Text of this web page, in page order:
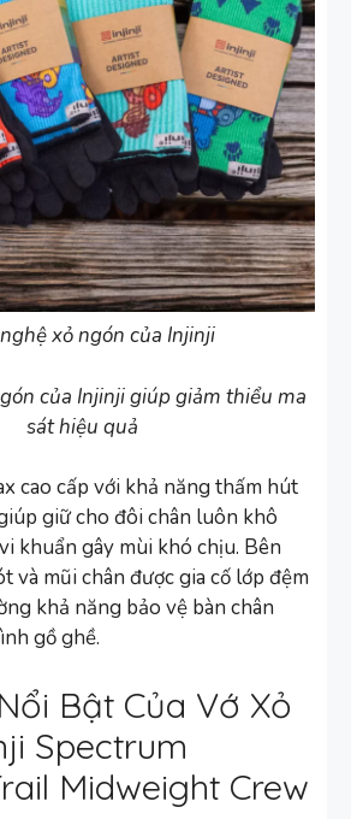
xỏ ngón của Injinji
của Injinji giúp giảm thiểu ma
sát hiệu quả
cao cấp với khả năng thấm hút
giữ cho đôi chân luôn khô
khuẩn gây mùi khó chịu. Bên
và mũi chân được gia cố lớp đệm
khả năng bảo vệ bàn chân
gồ ghề.
Bật Của Vớ Xỏ
Spectrum
Midweight Crew